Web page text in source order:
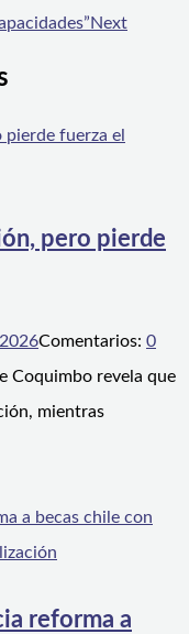
Next
pero pierde
Comentarios: 0
Coquimbo revela que
mientras
reforma a